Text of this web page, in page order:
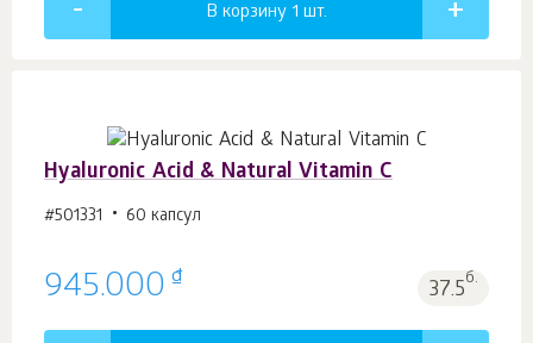
В корзину 1 шт.
Hyaluronic Acid & Natural Vitamin C
#501331 60 капсул
945.000 ₫ 37.5б.